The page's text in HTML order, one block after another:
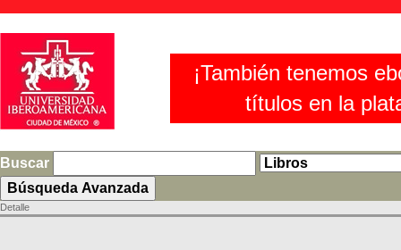
¡También tenemos
títulos en la
Buscar
Detalle